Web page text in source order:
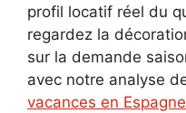
profil locatif réel du
regardez la
sur la demande
avec notre analyse
vacances en Espagne